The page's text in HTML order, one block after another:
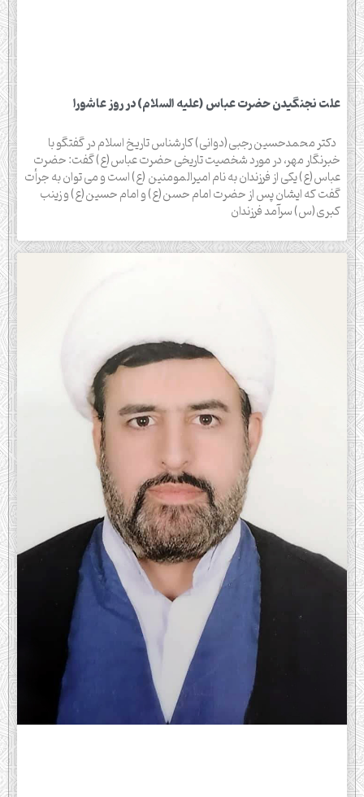
علت نجنگیدن حضرت عباس (علیه السلام) در روز عاشورا
دکتر محمدحسین رجبی(دوانی) کارشناس تاریخ اسلام در گفتگو با
خبرنگار مهر، در مورد شخصیت تاریخی حضرت عباس(ع) گفت: حضرت
عباس(ع) یکی از فرزندان به نام امیرالمومنین (ع) است و می توان به جرأت
گفت که ایشان پس از حضرت امام حسن(ع) و امام حسین(ع) و زینب
کبری(س) سرآمد فرزندان